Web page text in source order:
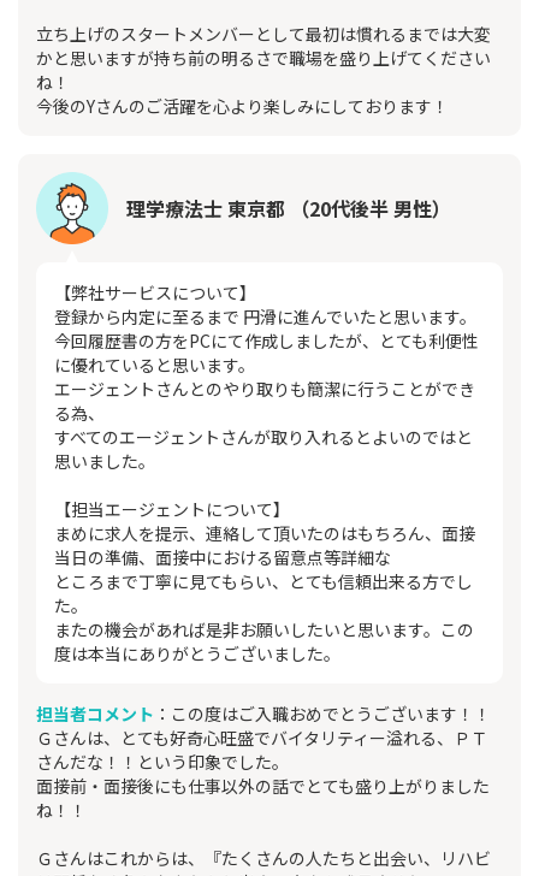
立ち上げのスタートメンバーとして最初は慣れるまでは大変
かと思いますが持ち前の明るさで職場を盛り上げてください
ね！
今後のYさんのご活躍を心より楽しみにしております！
理学療法士 東京都 （20代後半 男性）
【弊社サービスについて】
登録から内定に至るまで 円滑に進んでいたと思います。
今回履歴書の方をPCにて作成しましたが、とても利便性
に優れていると思います。
エージェントさんとのやり取りも簡潔に行うことができ
る為、
すべてのエージェントさんが取り入れるとよいのではと
思いました。
【担当エージェントについて】
まめに求人を提示、連絡して頂いたのはもちろん、面接
当日の準備、面接中における留意点等詳細な
ところまで丁寧に見てもらい、とても信頼出来る方でし
た。
またの機会があれば是非お願いしたいと思います。この
度は本当にありがとうございました。
担当者コメント ：この度はご入職おめでとうございます！！
Ｇさんは、とても好奇心旺盛でバイタリティー溢れる、ＰＴ
さんだな！！という印象でした。
面接前・面接後にも仕事以外の話でとても盛り上がりました
ね！！
Ｇさんはこれからは、『たくさんの人たちと出会い、リハビ